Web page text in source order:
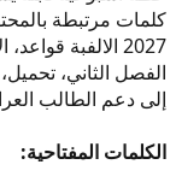
2027 الالفبة
إلى دعم الطالب
الكلمات المفتاحية: